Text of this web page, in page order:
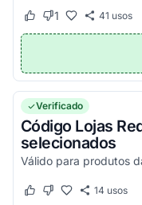
Este cupom funcionou
Este cupom não
1 41 usos
Verificado
Código Lojas
selecionados
Este cupom funcionou
Este cupom não
14 usos